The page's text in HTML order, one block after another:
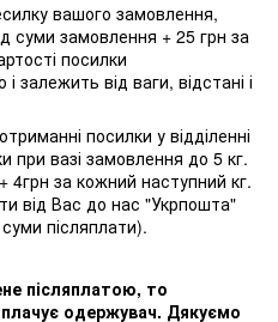
вашого замовлення,
суми замовлення + 25 грн за
посилки
залежить від ваги, відстані і
посилки у відділенні
при вазі замовлення до 5 кг.
4грн за кожний наступний кг.
від Вас до нас "Укрпошта"
післяплати).
післяплатою, то
одержувач. Дякуємо